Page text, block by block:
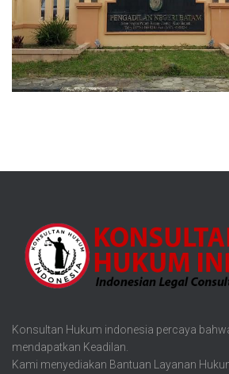
Konsultan Hukum indonesia percaya
mendapatkan Keadilan.
Kami menyediakan Bantuan Layanan